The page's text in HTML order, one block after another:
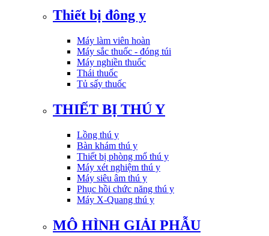
Thiết bị đông y
Máy làm viên hoàn
Máy sắc thuốc - đóng túi
Máy nghiền thuốc
Thái thuốc
Tủ sấy thuốc
THIẾT BỊ THÚ Y
Lồng thú y
Bàn khám thú y
Thiết bị phòng mổ thú y
Máy xét nghiệm thú y
Máy siêu âm thú y
Phục hồi chức năng thú y
Máy X-Quang thú y
MÔ HÌNH GIẢI PHẪU